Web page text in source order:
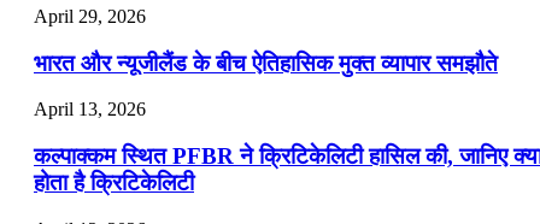
April 29, 2026
भारत और न्यूजीलैंड के बीच ऐतिहासिक मुक्त व्यापार समझौते
April 13, 2026
कल्पाक्कम स्थित PFBR ने क्रिटिकेलिटी हासिल की, जानिए
होता है क्रिटिकेलिटी